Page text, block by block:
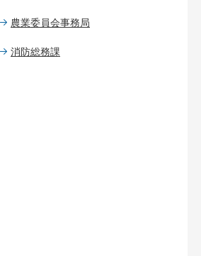
農業委員会事務局
消防総務課